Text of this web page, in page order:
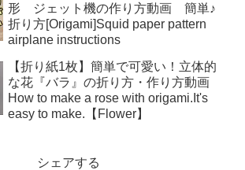
形 ジェット機の作り方動画 簡単♪
折り方[Origami]Squid paper pattern
airplane instructions
【折り紙1枚】簡単で可愛い！立体的
な花『バラ』の折り方・作り方動画
How to make a rose with origami.It's
easy to make.【Flower】
シェアする